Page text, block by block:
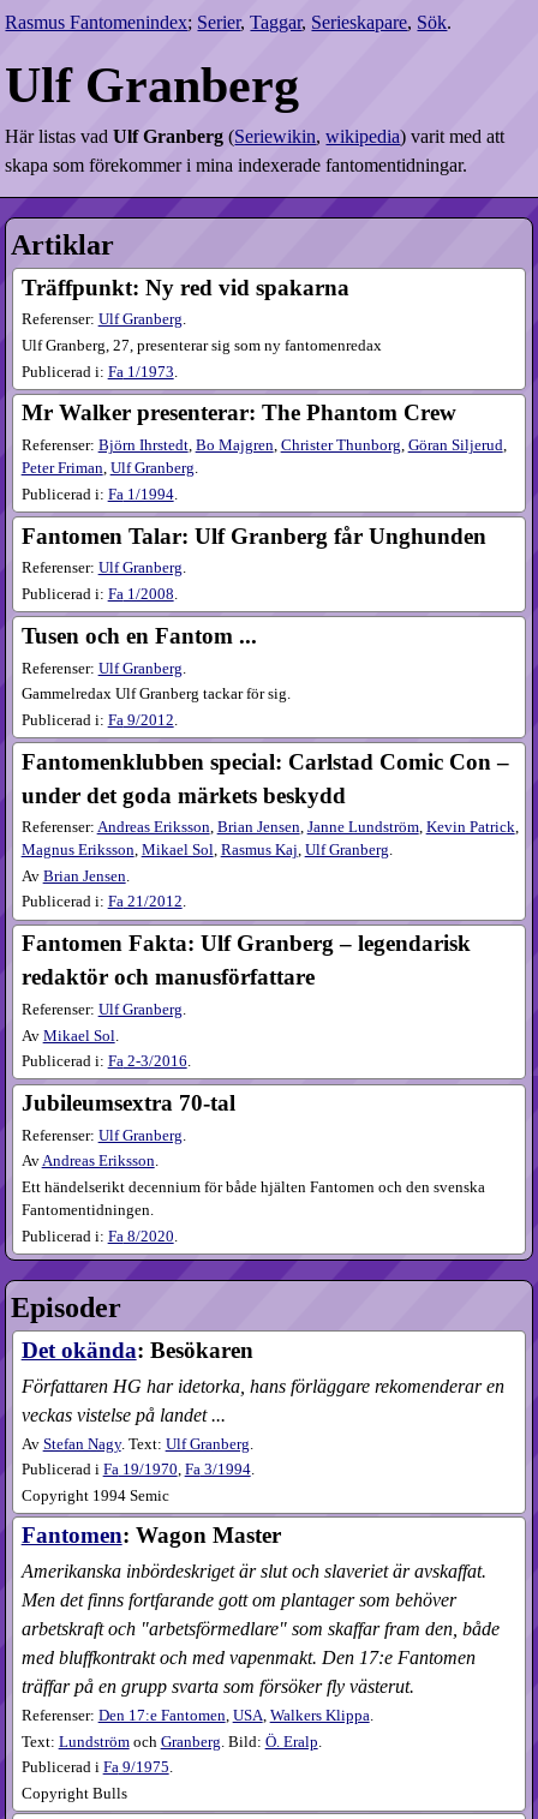
Rasmus Fantomenindex; Serier,Taggar, Serieskapare, Sök.
Ulf Granberg
Här listas vadUlf Granberg (Seriewikin,wikipedia) varit med att
skapa som förekommer i mina indexerade fantomentidningar.
Artiklar
Träffpunkt: Ny red vid spakarna
Referenser: Ulf Granberg.
Ulf Granberg, 27, presenterar sig som ny fantomenredax
Publicerad i: Fa 1​/1973
Mr Walker presenterar: The Phantom Crew
Referenser: Björn Ihrstedt, Bo Majgren, Christer Thunborg, Göran Siljerud,
Peter Friman, Ulf Granberg.
Publicerad i: Fa 1​/1994.
Fantomen Talar: Ulf Granberg får Unghunden
Referenser: Ulf Granberg.
Publicerad i: Fa1​/2008.
Tusen och en Fantom ...
Referenser: Ulf Granberg
Gammelredax Ulf Granberg tackar för sig.
Publicerad i: Fa 9​/2012
Fantomenklubben special: Carlstad Comic Con –
under det goda märkets beskydd
Referenser: Andreas Eriksson, Brian Jensen, Janne Lundström, Kevin Patrick,
Magnus Eriksson, Mikael Sol, Rasmus Kaj, Ulf Granberg.
Av Brian Jensen.
Publicerad i: Fa21​/2012.
Fantomen Fakta: Ulf Granberg – legendarisk
redaktör och manusförfattare
Referenser: Ulf Granberg.
Av Mikael Sol
Publicerad i: Fa2-3​/2016.
Jubileum­sextra 70-tal
Referenser: Ulf Granberg.
AvAndreas Eriksson.
Ett händelserikt decennium för både hjälten Fantomen och den svenska
Fantomen­tidningen.
Publicerad i: Fa 8​/2020
Episoder
Det okända: Besökaren
Författaren HG har idetorka, hans förläggare rekomenderar en
veckas vistelse på landet ...
Av Stefan Nagy. Text: Ulf Granberg
Publicerad i Fa19​/1970, Fa3​/1994.
Copyright 1994 Semic
Fantomen: Wagon Master
Amerikanska inbördeskriget är slut och slaveriet är avskaffat.
Men det finns fortfarande gott om plantager som behöver
arbetskraft och "arbetsförmedlare" som skaffar fram den, både
med bluffkontrakt och med vapenmakt. Den 17:e Fantomen
träffar på en grupp svarta som försöker fly västerut.
Referenser: Den 17:e Fantomen, USA, Walkers Klippa.
Text: Lundströmoch Granberg . Bild: Ö. Eralp
Publicerad i Fa9​/1975.
Copyright Bulls